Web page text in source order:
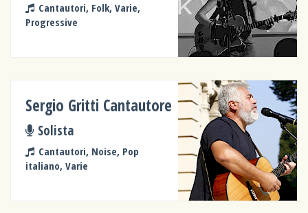
Cantautori, Folk, Varie,
Progressive
Sergio Gritti Cantautore
Solista
Cantautori, Noise, Pop
italiano, Varie